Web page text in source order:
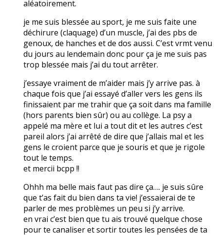
aléatoirement.
je me suis blessée au sport, je me suis faite une
déchirure (claquage) d’un muscle, j’ai des pbs de
genoux, de hanches et de dos aussi. C’est vrmt venu
du jours au lendemain donc pour ça je me suis pas
trop blessée mais j’ai du tout arrêter.
j’essaye vraiment de m’aider mais j’y arrive pas. à
chaque fois que j’ai essayé d’aller vers les gens ils
finissaient par me trahir que ça soit dans ma famille
(hors parents bien sûr) ou au collège. La psy a
appelé ma mère et lui a tout dit et les autres c’est
pareil alors j’ai arrêté de dire que j’allais mal et les
gens le croient parce que je souris et que je rigole
tout le temps.
et mercii bcpp !!
Ohhh ma belle mais faut pas dire ça…. je suis sûre
que t’as fait du bien dans ta vie! j’essaierai de te
parler de mes problèmes un peu si j’y arrive.
en vrai c’est bien que tu ais trouvé quelque chose
pour te canaliser et sortir toutes les pensées de ta